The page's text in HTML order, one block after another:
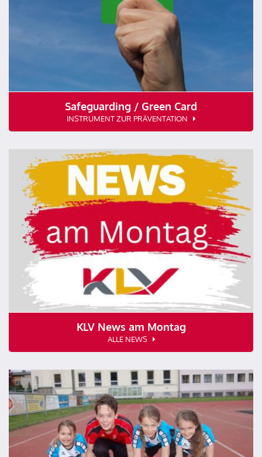
Safeguarding / Green Card
INSTRUMENT ZUR PRÄVENTATION
KLV News am Montag
ALLE NEWS